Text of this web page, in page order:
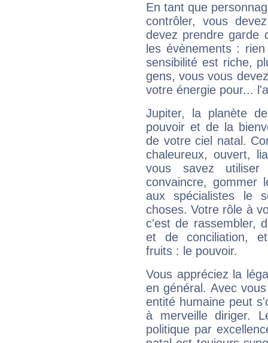
En tant que
contrôler, vous
devez prendre garde
les évènements :
sensibilité est riche,
gens, vous vous
votre énergie pour...
Jupiter, la planète
pouvoir et de la
de votre ciel natal.
chaleureux, ouvert,
vous savez
convaincre, gommer
aux spécialistes le
choses. Votre rôle à
c'est de rassembler,
et de conciliation,
fruits : le pouvoir.
Vous appréciez la
en général. Avec
entité humaine peut
à merveille diriger.
politique par